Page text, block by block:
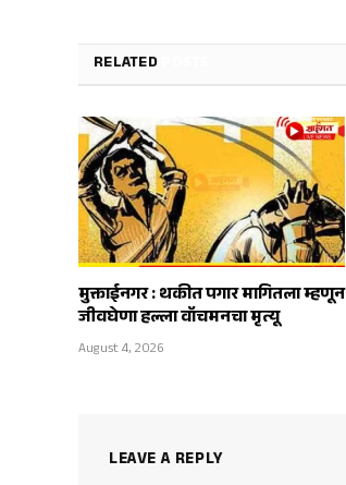
RELATED
मुक्ताईनगर : थकीत पगार मागितला म्हणून
जीवघेणा हल्ला वॉचमनचा मृत्यू
August 4, 2026
LEAVE A REPLY